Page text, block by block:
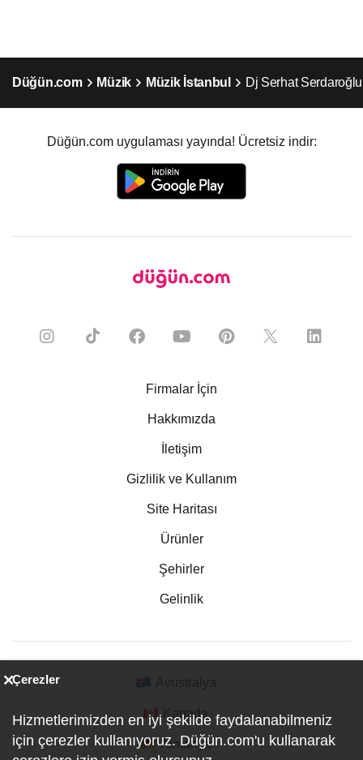
Düğün.com Müzik Müzik İstanbul Dj Serhat Serdaroğlu
Düğün.com uygulaması yayında! Ücretsiz indir:
Firmalar İçin
Hakkımızda
İletişim
Gizlilik ve Kullanım
Site Haritası
Ürünler
Şehirler
Gelinlik
Kanada
Almanya
Çerezler
Hizmetlerimizden en iyi şekilde faydalanabilmeniz
için çerezler kullanıyoruz. Düğün.com'u kullanarak